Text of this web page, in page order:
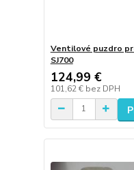
Ventilové puzdro
SJ700
124,99 €
101,62 € bez DPH